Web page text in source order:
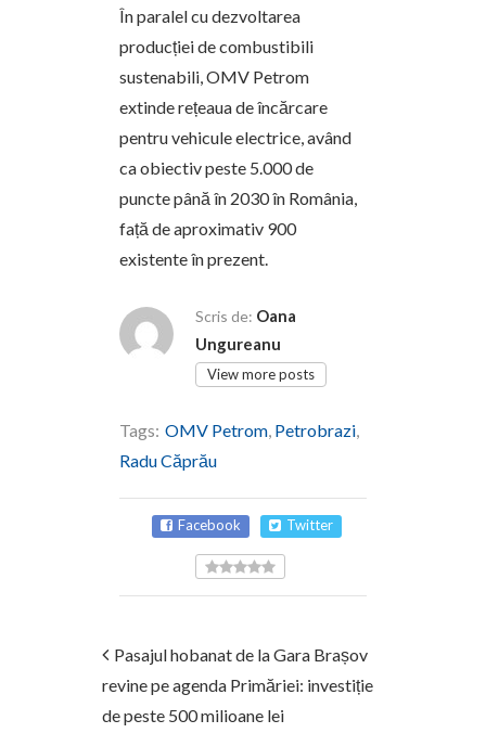
În paralel cu dezvoltarea
producției de combustibili
sustenabili, OMV Petrom
extinde rețeaua de încărcare
pentru vehicule electrice, având
ca obiectiv peste 5.000 de
puncte până în 2030 în România,
față de aproximativ 900
existente în prezent.
Scris de: Oana
Ungureanu
View more posts
Tags: OMV Petrom, Petrobrazi,
Radu Căprău
Facebook Twitter
Pasajul hobanat de la Gara Brașov
revine pe agenda Primăriei: investiție
de peste 500 milioane lei